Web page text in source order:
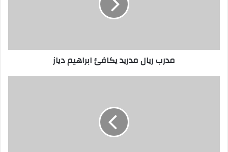
ر
مدرب ريال مدريد يكافئ ابراهيم دياز